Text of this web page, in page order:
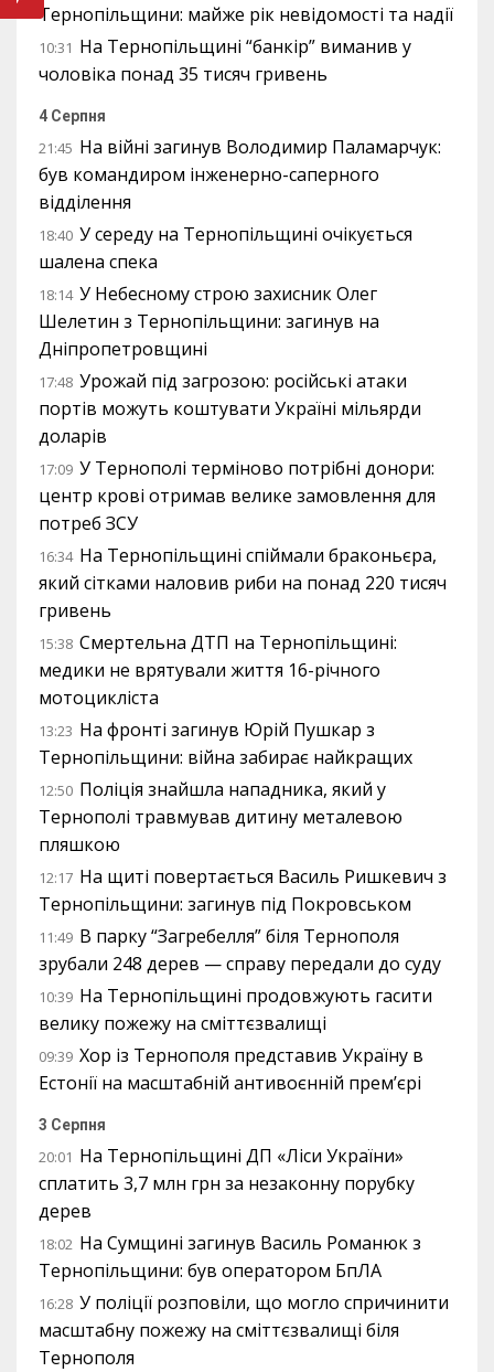
Тернопільщини: майже рік невідомості та надії
10:31 На Тернопільщині “банкір” виманив у
чоловіка понад 35 тисяч гривень
4 Серпня
21:45 На війні загинув Володимир Паламарчук:
був командиром інженерно-саперного
відділення
18:40 У середу на Тернопільщині очікується
шалена спека
18:14 У Небесному строю захисник Олег
Шелетин з Тернопільщини: загинув на
Дніпропетровщині
17:48 Урожай під загрозою: російські атаки
портів можуть коштувати Україні мільярди
доларів
17:09 У Тернополі терміново потрібні донори:
центр крові отримав велике замовлення для
потреб ЗСУ
16:34 На Тернопільщині спіймали браконьєра,
який сітками наловив риби на понад 220 тисяч
гривень
15:38 Смертельна ДТП на Тернопільщині:
медики не врятували життя 16-річного
мотоцикліста
13:23 На фронті загинув Юрій Пушкар з
Тернопільщини: війна забирає найкращих
12:50 Поліція знайшла нападника, який у
Тернополі травмував дитину металевою
пляшкою
12:17 На щиті повертається Василь Ришкевич з
Тернопільщини: загинув під Покровськом
11:49 В парку “Загребелля” біля Тернополя
зрубали 248 дерев — справу передали до суду
10:39 На Тернопільщині продовжують гасити
велику пожежу на сміттєзвалищі
09:39 Хор із Тернополя представив Україну в
Естонії на масштабній антивоєнній прем’єрі
3 Серпня
20:01 На Тернопільщині ДП «Ліси України»
сплатить 3,7 млн грн за незаконну порубку
дерев
18:02 На Сумщині загинув Василь Романюк з
Тернопільщини: був оператором БпЛА
16:28 У поліції розповіли, що могло спричинити
масштабну пожежу на сміттєзвалищі біля
Тернополя